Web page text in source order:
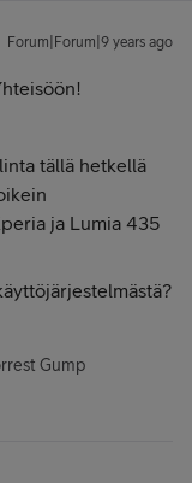
Forum|Forum|9 years ago
tällä hetkellä
ja Lumia 435
Gump